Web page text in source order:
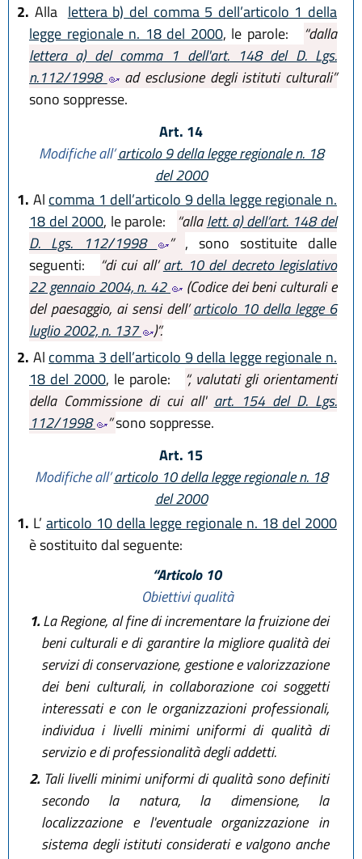
2. Alla lettera b) del comma 5 dell’articolo 1 della
legge regionale n. 18 del 2000, le parole: “dalla
lettera a) del comma 1 dell'art. 148 del D. Lgs.
n.112/1998
ad esclusione degli istituti culturali”
sono soppresse.
Art. 14
Modifiche all’articolo 9 della legge regionale n. 18
del 2000
1. Al comma 1 dell’articolo 9 della legge regionale n.
18 del 2000, le parole: “allalett. a) dell’art. 148 del
D. Lgs. 112/1998
” , sono sostituite dalle
seguenti: “di cui all’art. 10 del decreto legislativo
22 gennaio 2004, n. 42
(Codice dei beni culturali e
del paesaggio, ai sensi dell’articolo 10 della legge 6
luglio 2002, n. 137
)”.
2. Al comma 3 dell’articolo 9 della legge regionale n.
18 del 2000, le parole: “, valutati gli orientamenti
della Commissione di cui all' art. 154 del D. Lgs.
112/1998
”sono soppresse.
Art. 15
Modifiche all’articolo 10 della legge regionale n. 18
del 2000
1. L’ articolo 10 della legge regionale n. 18 del 2000
è sostituito dal seguente:
“Articolo 10
Obiettivi qualità
1.La Regione, al fine di incrementare la fruizione dei
beni culturali e di garantire la migliore qualità dei
servizi di conservazione, gestione e valorizzazione
dei beni culturali, in collaborazione coi soggetti
interessati e con le organizzazioni professionali,
individua i livelli minimi uniformi di qualità di
servizio e di professionalità degli addetti.
2.Tali livelli minimi uniformi di qualità sono definiti
secondo la natura, la dimensione, la
localizzazione e l'eventuale organizzazione in
sistema degli istituti considerati e valgono anche